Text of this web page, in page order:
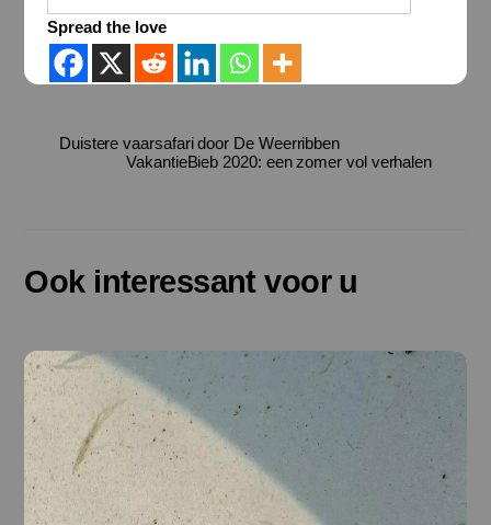
Spread the love
Duistere vaarsafari door De Weerribben
VakantieBieb 2020: een zomer vol verhalen
Ook interessant voor u